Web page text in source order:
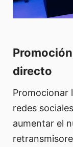
directo
Promocionar
redes
aumentar el